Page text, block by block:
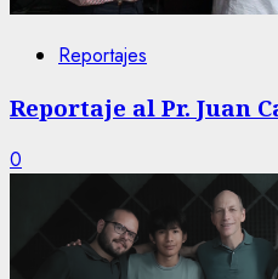
Reportajes
Reportaje al Pr. Juan
0